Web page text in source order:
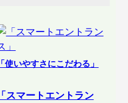
「使いやすさにこだわる」
「スマートエントラン